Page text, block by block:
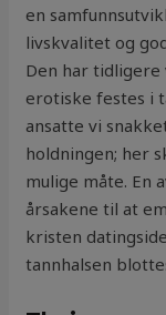
en
livskvalitet og
Den har
erotiske festes i
ansatte vi
holdningen; her
mulige måte. En
årsakene til at
kristen
tannhalsen